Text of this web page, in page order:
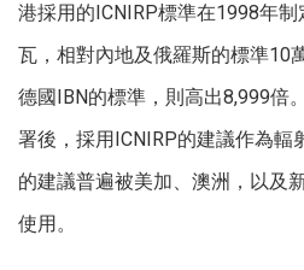
港採用的ICNIRP標準在1998年
瓦，相對內地及俄羅斯的標準10
德國IBN的標準，則高出8,999倍
署後，採用ICNIRP的建議作為輻
的建議普遍被美加、澳洲，以及
使用。